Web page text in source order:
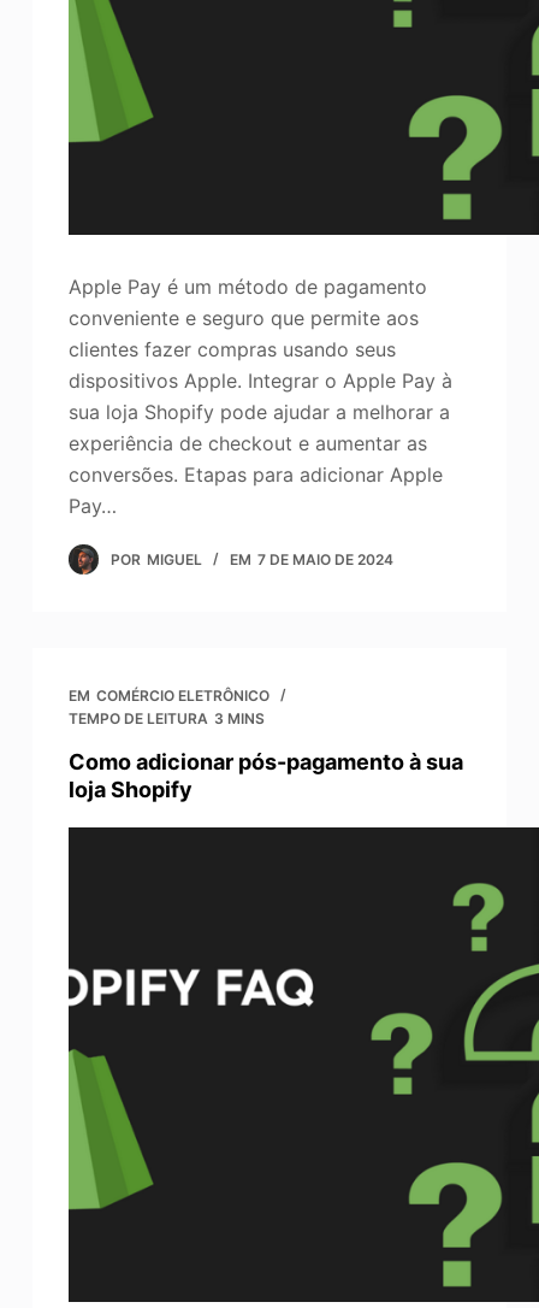
Aprimorador de fotos
Direitos autorais da imagem
Apple Pay é um método de pagamento
conveniente e seguro que permite aos
clientes fazer compras usando seus
dispositivos Apple. Integrar o Apple Pay à
sua loja Shopify pode ajudar a melhorar a
experiência de checkout e aumentar as
conversões. Etapas para adicionar Apple
Pay…
POR MIGUEL EM 7 DE MAIO DE 2024
EM COMÉRCIO ELETRÔNICO
TEMPO DE LEITURA 3 MINS
Como adicionar pós-pagamento à sua
loja Shopify